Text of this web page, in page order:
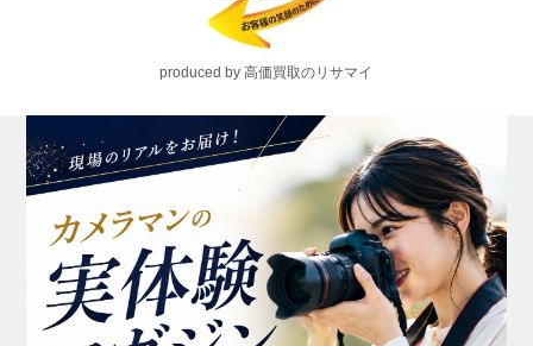
produced by 高価買取のリサマイ